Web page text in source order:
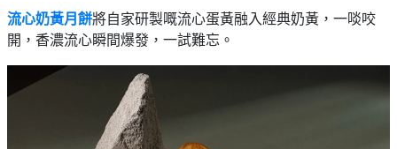
流心奶黃月餅將自家研製嘅流心蛋黃融入經典奶黃，一啖咬
開，香濃流心瞬間爆發，一試難忘。